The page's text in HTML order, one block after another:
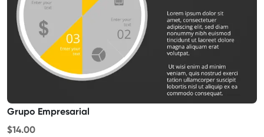
Grupo Empresarial
$14.00